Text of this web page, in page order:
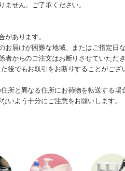
せん。ご了承ください。
あります。
届けが困難な地域、またはご指定日
からのご注文はお断りさせていただ
でもお取引をお断りすることがござ
所と異なる住所にお荷物を転送する
いよう十分にご注意をお願いします。